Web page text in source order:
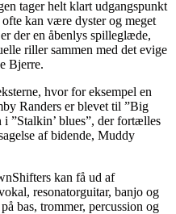
tager helt klart udgangspunkt
kan være dyster og meget
der en åbenlys spilleglæde,
riller sammen med det evige
Bjerre.
hvor for eksempel en
Randers er blevet til ”Big
i ”Stalkin’ blues”, der fortælles
af bidende, Muddy
kan få ud af
resonatorguitar, banjo og
bas, trommer, percussion og